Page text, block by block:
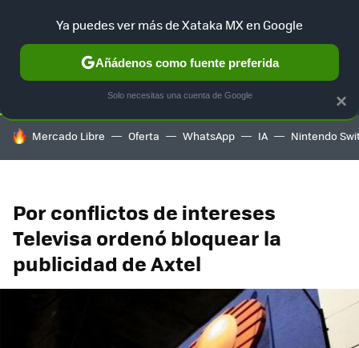
SELECCIÓN GAMING HOME AUTO TERRITORIO
HOY SE HABLA DE
Mercado Libre Oferta WhatsApp IA Nintendo
Por conflictos de intereses
Televisa ordenó bloquear la
publicidad de Axtel
×
Ya puedes ver más de Xataka MX en Google
Añádenos como fuente preferida
Solo necesitas una cuenta de Google